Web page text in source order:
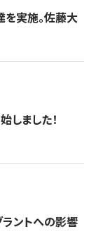
実施。佐藤大
しました！
ラントへの影響